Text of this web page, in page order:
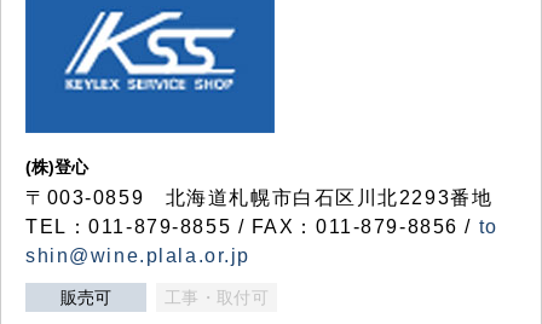
(株)登心
〒003-0859 北海道札幌市白石区川北2293番地
TEL：011-879-8855 / FAX：011-879-8856 / to
shin@wine.plala.or.jp
販売可 工事・取付可